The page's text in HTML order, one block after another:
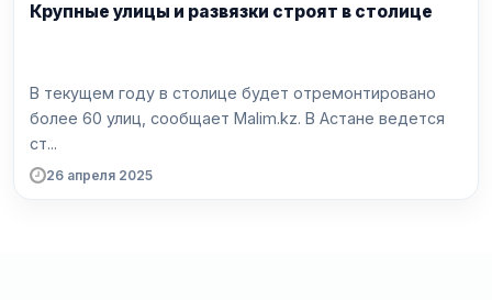
Крупные улицы и развязки строят в столице
В текущем году в столице будет отремонтировано
более 60 улиц, сообщает Malim.kz. В Астане ведется
ст...
26 апреля 2025